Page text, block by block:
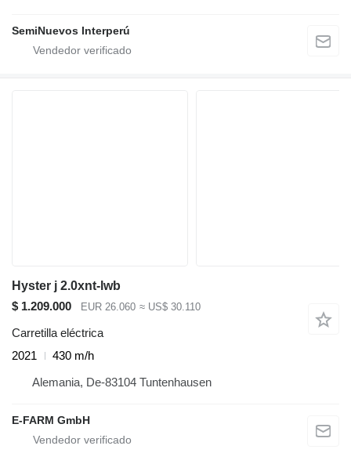
SemiNuevos Interperú
Hyster j 2.0xnt-lwb
$ 1.209.000
EUR 26.060 ≈ US$ 30.110
Carretilla eléctrica
2021
430 m/h
Alemania, De-83104 Tuntenhausen
E-FARM GmbH